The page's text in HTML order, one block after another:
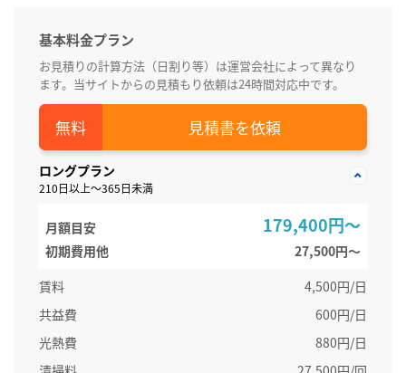
基本料金プラン
お見積りの計算方法（日割り等）は運営会社によって異なり
ます。当サイトからの見積もり依頼は24時間対応中です。
見積書を依頼
ロングプラン
210日以上～365日未満
月額目安 179,400円～
初期費用他
27,500円〜
賃料
4,500円/日
共益費
600円/日
光熱費
880円/日